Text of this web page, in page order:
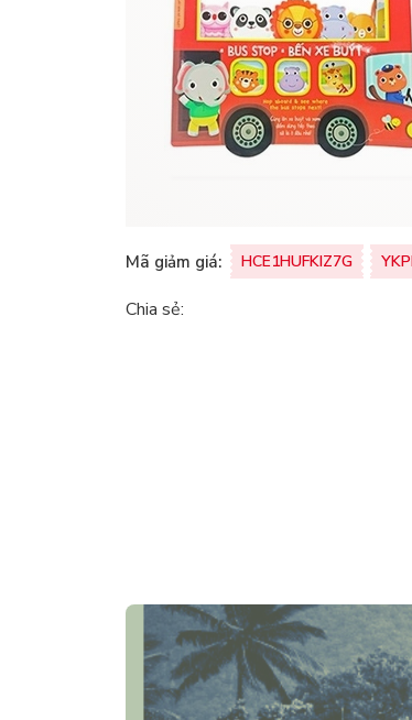
Mã giảm giá: HCE1HUFKIZ7G
Chia sẻ: